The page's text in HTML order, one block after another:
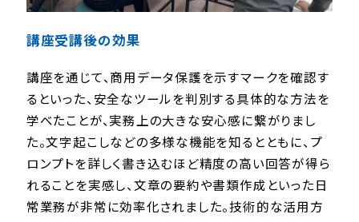
講座受講後の効果
講座を通じて、商用データ保護を示すマークを確認す
るといった、安全なツールを判別する具体的な方法を
学べたことが、実務上の大きな安心感に繋がりまし
た。文字起こしなどの多様な機能を知るとともに、プ
ロンプトを詳しく書き込むほど精度の高い回答が得ら
れることを実感し、文章の要約や書類作成といった日
常業務が非常に効率化されました。技術的な活用方